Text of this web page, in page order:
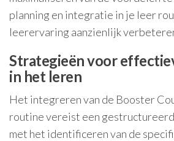
planning en integratie in je leer
leerervaring aanzienlijk
Strategieën voor
in het leren
Het integreren van de Booster
routine vereist een
met het identificeren van de